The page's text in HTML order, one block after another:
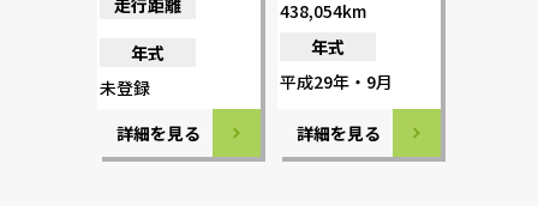
走行距離
年式
未登録
詳細を見る
438,054km
年式
平成29年・9月
詳細を見る